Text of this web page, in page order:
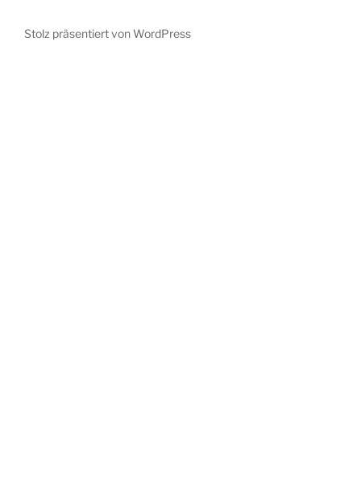
Stolz präsentiert von WordPress